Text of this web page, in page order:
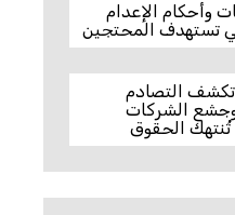
وأحكام الإعدام
تستهدف المحتجين
تكشف التصادم
وجشع الشركات
تُنتهك الحقوق